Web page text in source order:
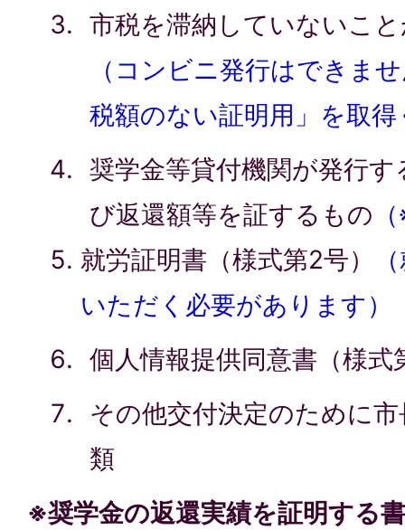
市税を滞納していないこ
（コンビニ発行はできま
税額のない証明用」を取
奨学金等貸付機関が発行
び返還額等を証するもの
就労証明書（様式第2号）
いただく必要があります）
個人情報提供同意書（様式
その他交付決定のために
類
※奨学金の返還実績を証明する